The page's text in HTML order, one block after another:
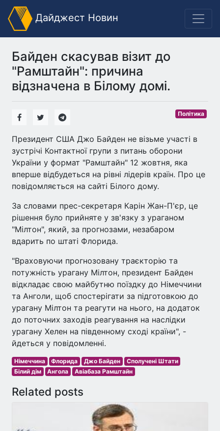
Дайджест Новин
Байден скасував візит до
"Рамштайн": причина
відзначена в Білому домі.
Політика
Президент США Джо Байден не візьме участі в
зустрічі Контактної групи з питань оборони
України у формат "Рамштайн" 12 жовтня, яка
вперше відбудеться на рівні лідерів країн. Про це
повідомляється на сайті Білого дому.
За словами прес-секретаря Карін Жан-П'єр, це
рішення було прийняте у зв'язку з ураганом
"Мілтон", який, за прогнозами, незабаром
вдарить по штаті Флорида.
"Враховуючи прогнозовану траєкторію та
потужність урагану Мілтон, президент Байден
відкладає свою майбутню поїздку до Німеччини
та Анголи, щоб спостерігати за підготовкою до
урагану Мілтон та реагути на нього, на додаток
до поточних заходів реагування на наслідки
урагану Хелен на південному сході країни", -
йдеться у повідомленні.
Німеччина Флорида Джо Байден
Сполучені Штати
Білий дім
Ангола Авіабаза Рамштайн
Related posts